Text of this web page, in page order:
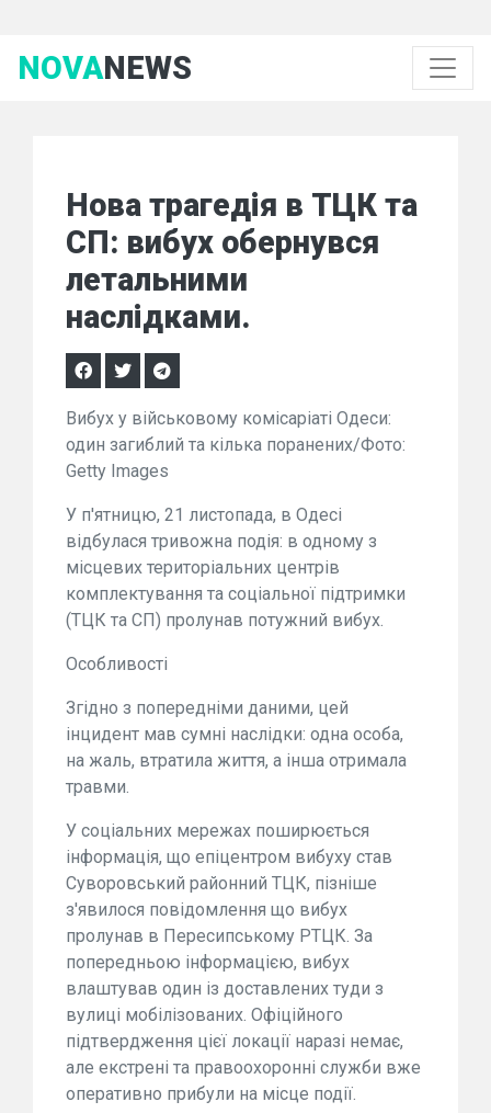
NOVANEWS
Нова трагедія в ТЦК та
СП: вибух обернувся
летальними
наслідками.
Вибух у військовому комісаріаті Одеси:
один загиблий та кілька поранених/Фото:
Getty Images
У п'ятницю, 21 листопада, в Одесі
відбулася тривожна подія: в одному з
місцевих територіальних центрів
комплектування та соціальної підтримки
(ТЦК та СП) пролунав потужний вибух.
Особливості
Згідно з попередніми даними, цей
інцидент мав сумні наслідки: одна особа,
на жаль, втратила життя, а інша отримала
травми.
У соціальних мережах поширюється
інформація, що епіцентром вибуху став
Суворовський районний ТЦК, пізніше
з'явилося повідомлення що вибух
пролунав в Пересипському РТЦК. За
попередньою інформацією, вибух
влаштував один із доставлених туди з
вулиці мобілізованих. Офіційного
підтвердження цієї локації наразі немає,
але екстрені та правоохоронні служби вже
оперативно прибули на місце події.